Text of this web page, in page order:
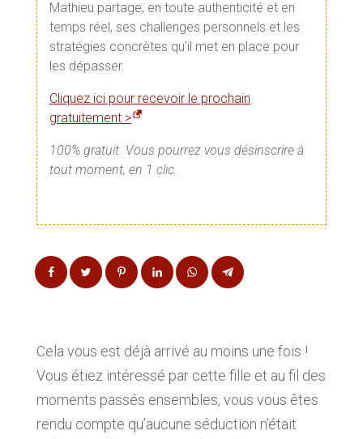
Mathieu partage, en toute authenticité et en
temps réel, ses challenges personnels et les
stratégies concrètes qu’il met en place pour
les dépasser.
Cliquez ici pour recevoir le prochain
gratuitement >
100% gratuit. Vous pourrez vous désinscrire à
tout moment, en 1 clic.
Cela vous est déjà arrivé au moins une fois !
Vous étiez intéressé par cette fille et au fil des
moments passés ensembles, vous vous êtes
rendu compte qu’aucune séduction n’était